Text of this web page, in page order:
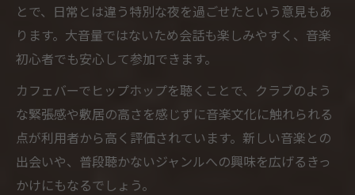
とで、日常とは違う特別な夜を過ごせたという意見もあ
ります。大音量ではないため会話も楽しみやすく、音楽
初心者でも安心して参加できます。
カフェバーでヒップホップを聴くことで、クラブのよう
な緊張感や敷居の高さを感じずに音楽文化に触れられる
点が利用者から高く評価されています。新しい音楽との
出会いや、普段聴かないジャンルへの興味を広げるきっ
かけにもなるでしょう。